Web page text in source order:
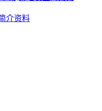
介资料